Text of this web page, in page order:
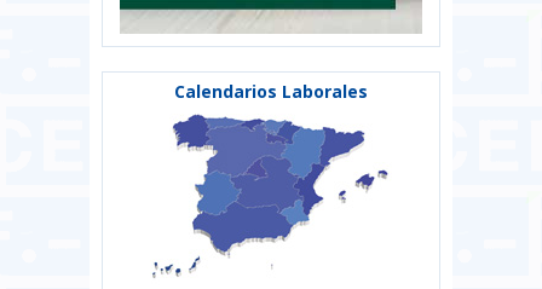
Calendarios Laborales